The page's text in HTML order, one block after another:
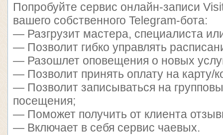
Попробуйте сервис онлайн-записи
вашего собственного Telegram-бота:
— Разгрузит мастера, специалиста
— Позволит гибко управлять
— Разошлет оповещения о новых
— Позволит принять оплату на карту/
— Позволит записываться на
посещения;
— Поможет получить от клиента
— Включает в себя сервис чаевых.